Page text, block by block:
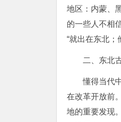
地区：内蒙、
的一些人不相
“就出在东北；
二、东北
懂得当代
在改革开放前
地的重要发现